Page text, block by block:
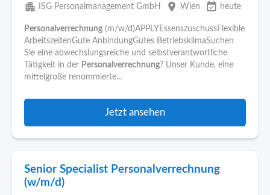
apartment ISG Personalmanagement GmbH place Wien event_available heute
Personalverrechnung (m/w/d)APPLYEssenszuschussFlexible
ArbeitszeitenGute AnbindungGutes BetriebsklimaSuchen
Sie eine abwechslungsreiche und selbstverantwortliche
Tätigkeit in der Personalverrechnung? Unser Kunde, eine
mittelgroße renommierte...
Jetzt ansehen
Senior Specialist Personalverrechnung
(w/m/d)